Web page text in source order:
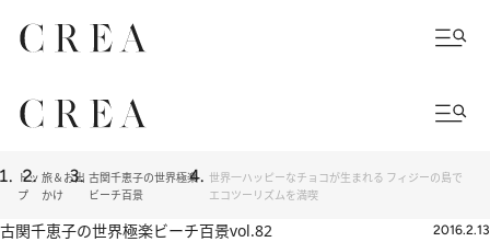
トッ
プ
旅＆お出
かけ
古関千恵子の世界極楽
ビーチ百景
世界一ハッピーなチョコが生まれる フィジーの島で
エコツーリズムを満喫
古関千恵子の世界極楽ビーチ百景vol.82 2016.2.13